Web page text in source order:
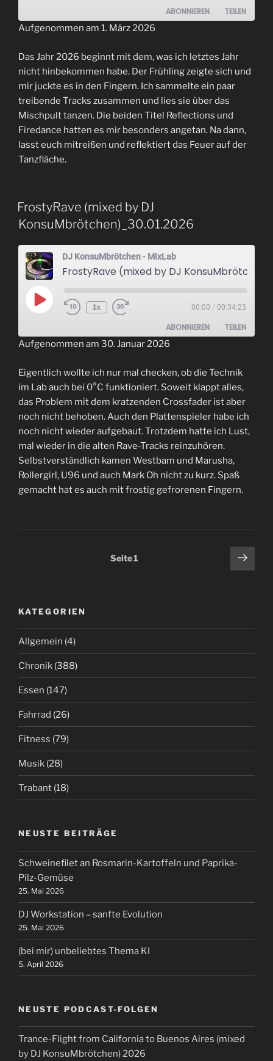
ABONNIEREN
TEILEN
RSS FEED
LINK
EMBED
Aufgenommen am 1. März 2026
Das Jahr 2026 beginnt mit dem, was ich letztes Jahr
nicht hinbekommen habe. Der Frühling zeigte sich und
mir juckte es in den Fingern. Ich sammelte ein paar
treibende Tracks zusammen und lies sie über das
Mischpult tanzen. Die beiden Titel Reflections und
Firedance hatten es mir besonders angetan. Na dann,
lasst euch mitreißen und reflektiert das Feuer auf der
Tanzfläche.
FrostyRave (mixed by DJ
KonsuMbrötchen)_30.01.2026
DJ KonsuMbrötchen - MixLab
Play
Episode
1x 00:00 / 00:34:23
ABONNIEREN TEILEN
RSS FEED
LINK
EMBED
Aufgenommen am 30. Januar 2026
Eigentlich wollte ich nur mal checken, ob die Technik
im Lab auch bei 0°C funktioniert. Soweit klappt alles,
das Problem mit dem kratzenden Crossfader ist aber
noch nicht behoben. Auch den Plattenspieler habe ich
noch nicht wieder aufgebaut. Trotzdem hatte ich Lust,
mal wieder in die alten Rave-Tracks reinzuhören.
Selbstverständlich kamen Westbam und Marusha,
Rollergirl, U96 und auch Mark Oh nicht zu kurz. Spaß
gemacht hat es auch mit frostig gefrorenen Fingern.
Seite1
KATEGORIEN
Allgemein (4)
Chronik (388)
Essen (147)
Fahrrad (26)
Fitness (79)
Musik (28)
Trabant (18)
NEUSTE BEITRÄGE
Schweinefilet an Rosmarin-Kartoffeln und Paprika-
Pilz-Gemüse
25. Mai 2026
DJ Workstation – sanfte Evolution
25. Mai 2026
(bei mir) unbeliebtes Thema KI
5. April 2026
NEUSTE PODCAST-FOLGEN
Trance-Flight from California to Buenos Aires (mixed
by DJ KonsuMbrötchen) 2026